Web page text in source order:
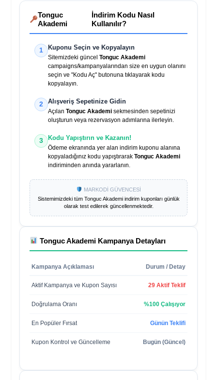
Tonguc
Akademi
İndirim Kodu Nasıl
Kullanılır?
1 Kuponu Seçin ve Kopyalayın
Sitemizdeki güncel Tonguc Akademi
campaigns/kampanyalarından size en uygun olanını
seçin ve "Kodu Aç" butonuna tıklayarak kodu
kopyalayın.
2 Alışveriş Sepetinize Gidin
Açılan Tonguc Akademi sekmesinden sepetinizi
oluşturun veya rezervasyon adımlarına ilerleyin.
3 Kodu Yapıştırın ve Kazanın!
Ödeme ekranında yer alan indirim kuponu alanına
kopyaladığınız kodu yapıştırarak Tonguc Akademi
indiriminden anında yararlanın.
MARKODİ GÜVENCESİ
Sistemimizdeki tüm Tonguc Akademiindirim kuponları günlük
olarak test edilerek güncellenmektedir.
Tonguc Akademi Kampanya Detayları
Kampanya Açıklaması Durum / Detay
Aktif Kampanya ve Kupon Sayısı 29 Aktif Teklif
Doğrulama Oranı %100 Çalışıyor
En Popüler Fırsat Günün Teklifi
Kupon Kontrol ve Güncelleme Bugün (Güncel)